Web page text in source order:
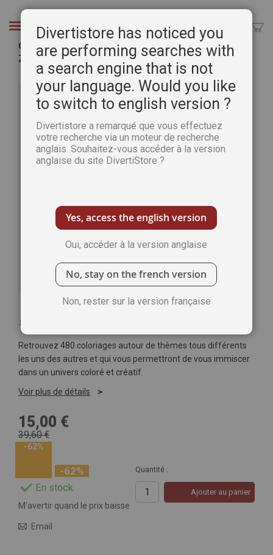
Chercher
Collection complète 2021 Coloriage Ambiance
Zen - 4 revues
galerie
d’images
Soyez le premier à commenter ce produit
Retrouvez 480 coloriages autour de thèmes tous différents
les uns des autres et qui vous permettront de vous immiscer
dans un univers coloré et créatif.
Voir plus de détails
15,00 €
39,60 €
-62%
-62%
En stock
Quantité :
Ajouter au panier
M’avertir quand le prix baisse
Email
Divertistore has noticed you
are performing searches with
a search engine that is not
your language. Would you like
to switch to english version ?
Divertistore a remarqué que vous effectuez
votre recherche via un moteur de recherche
anglais. Souhaitez-vous accéder à la version
anglaise du site DivertiStore ?
Yes, access the english version
Oui, accéder à la version anglaise
No, stay on the french version
Non, rester sur la version française